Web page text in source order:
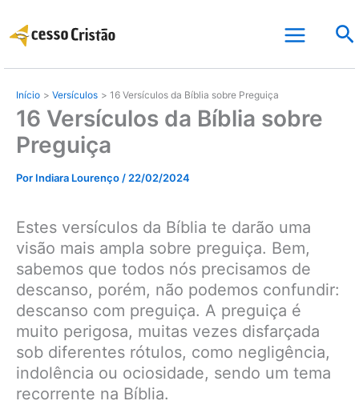
para
conteúdo
Início Versículos 16 Versículos da Bíblia sobre Preguiça
16 Versículos da Bíblia sobre
Preguiça
Por Indiara Lourenço / 22/02/2024
Estes versículos da Bíblia te darão uma
visão mais ampla sobre preguiça. Bem,
sabemos que todos nós precisamos de
descanso, porém, não podemos confundir:
descanso com preguiça. A preguiça é
muito perigosa, muitas vezes disfarçada
sob diferentes rótulos, como negligência,
indolência ou ociosidade, sendo um tema
recorrente na Bíblia.